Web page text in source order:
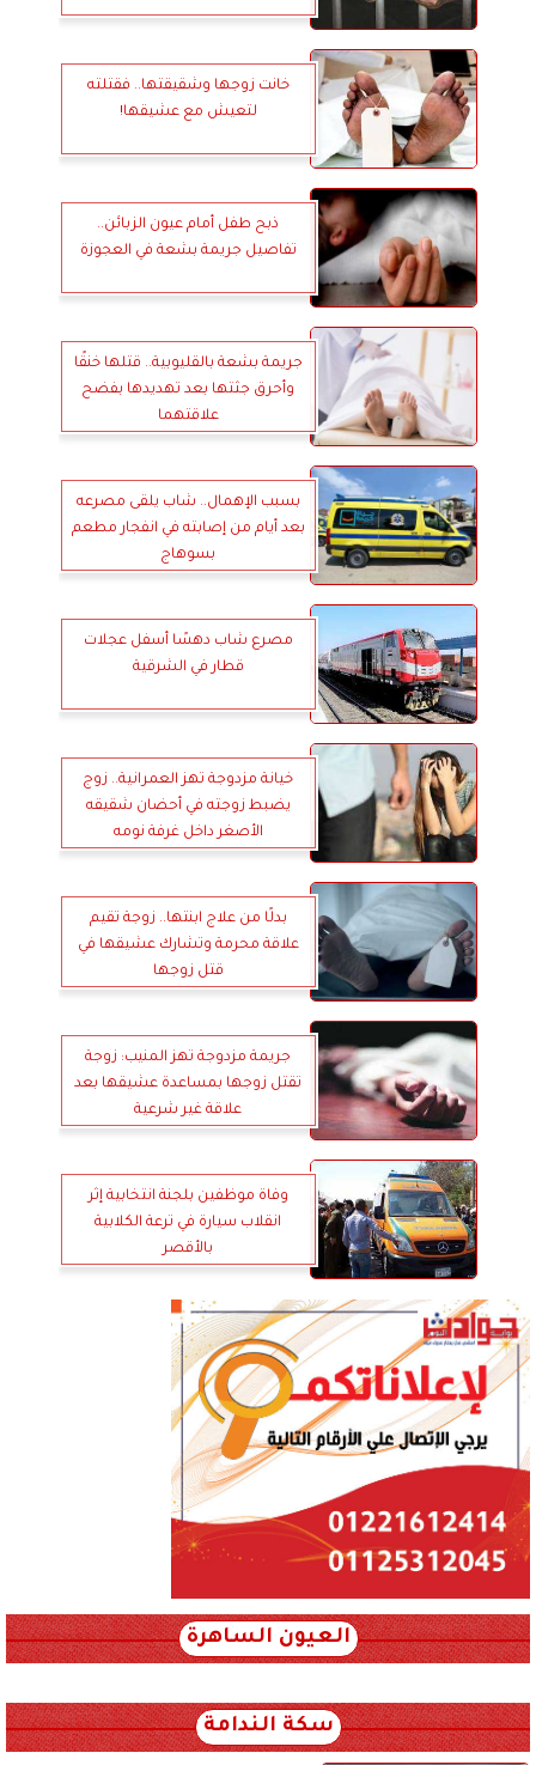
خانت زوجها وشقيقتها.. فقتلته
لتعيش مع عشيقها!
ذبح طفل أمام عيون الزبائن..
تفاصيل جريمة بشعة في العجوزة
جريمة بشعة بالقليوبية.. قتلها خنقًا
وأحرق جثتها بعد تهديدها بفضح
علاقتهما
بسبب الإهمال.. شاب يلقى مصرعه
بعد أيام من إصابته في انفجار مطعم
بسوهاج
مصرع شاب دهسًا أسفل عجلات
قطار في الشرقية
خيانة مزدوجة تهز العمرانية.. زوج
يضبط زوجته في أحضان شقيقه
الأصغر داخل غرفة نومه
بدلًا من علاج ابنتها.. زوجة تقيم
علاقة محرمة وتشارك عشيقها في
قتل زوجها
جريمة مزدوجة تهز المنيب: زوجة
تقتل زوجها بمساعدة عشيقها بعد
علاقة غير شرعية
وفاة موظفين بلجنة انتخابية إثر
انقلاب سيارة في ترعة الكلابية
بالأقصر
العيون الساهرة
سكة الندامة